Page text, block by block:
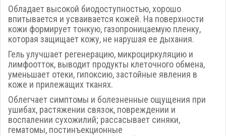
Обладает высокой биодоступностью, хорошо
впитывается и усваивается кожей. На поверхности
кожи формирует тонкую, газопроницаемую пленку,
которая защищает кожу, не нарушая ее дыхания.
Гель улучшает регенерацию, микроциркуляцию и
лимфоотток, выводит продукты клеточного обмена,
уменьшает отеки, гипоксию, застойные явления в
коже и прилежащих тканях.
Облегчает симптомы и болезненные ощущения при
ушибах, растяжении связок, повреждении и
воспалении сухожилий; рассасывает синяки,
гематомы, постинъекционные